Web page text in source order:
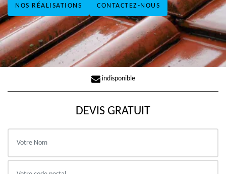
NOS RÉALISATIONS CONTACTEZ-NOUS
indisponible
DEVIS GRATUIT